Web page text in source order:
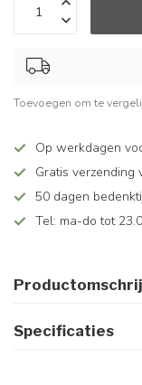
Toevoegen om te
Op werkdagen
Gratis verzending
50 dagen
Tel: ma-do tot
Specificaties